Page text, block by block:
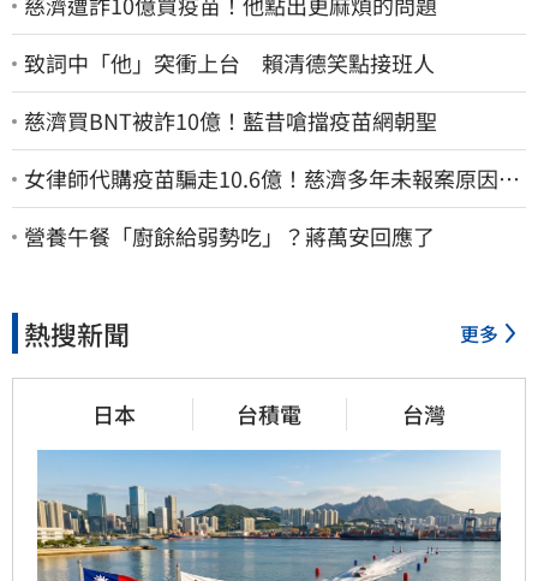
致詞中「他」突衝上台 賴清德笑點接班人
慈濟買BNT被詐10億！藍昔嗆擋疫苗網朝聖
女律師代購疫苗騙走10.6億！慈濟多年未報案原因
曝：檢警上門才知被騙
營養午餐「廚餘給弱勢吃」？蔣萬安回應了
熱搜新聞 更多
日本 台積電 台灣